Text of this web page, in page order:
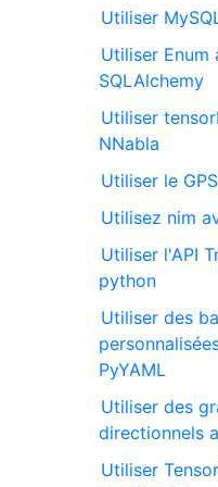
Utiliser
Utiliser Enum
SQLAlchemy
Utiliser
NNabla
Utiliser le
Utilisez nim
Utiliser l'API
python
Utiliser des
PyYAML
Utiliser des
directionnels
Utiliser